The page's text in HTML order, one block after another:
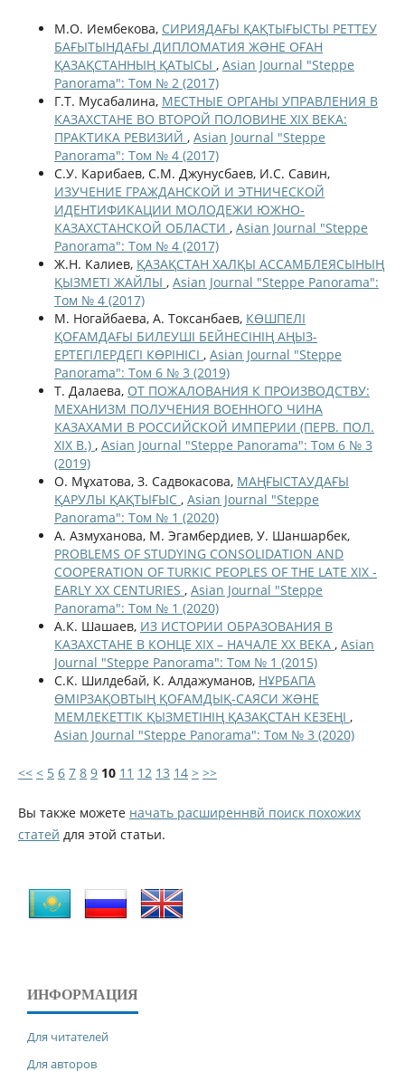
М.О. Иембекова, СИРИЯДАҒЫ ҚАҚТЫҒЫСТЫ РЕТТЕУ
БАҒЫТЫНДАҒЫ ДИПЛОМАТИЯ ЖƏНЕ ОҒАН
ҚАЗАҚСТАННЫҢ ҚАТЫСЫ , Asian Journal "Steppe
Panorama": Том № 2 (2017)
Г.Т. Мусабалина, МЕСТНЫЕ ОРГАНЫ УПРАВЛЕНИЯ В
КАЗАХСТАНЕ ВО ВТОРОЙ ПОЛОВИНЕ XIX ВЕКА:
ПРАКТИКА РЕВИЗИЙ , Asian Journal "Steppe
Panorama": Том № 4 (2017)
С.У. Карибаев, С.М. Джунусбаев, И.С. Савин,
ИЗУЧЕНИЕ ГРАЖДАНСКОЙ И ЭТНИЧЕСКОЙ
ИДЕНТИФИКАЦИИ МОЛОДЕЖИ ЮЖНО-
КАЗАХСТАНСКОЙ ОБЛАСТИ , Asian Journal "Steppe
Panorama": Том № 4 (2017)
Ж.Н. Калиев, ҚАЗАҚСТАН ХАЛҚЫ АССАМБЛЕЯСЫНЫҢ
ҚЫЗМЕТІ ЖАЙЛЫ , Asian Journal "Steppe Panorama":
Том № 4 (2017)
М. Ногайбаева, А. Токсанбаев, КӨШПЕЛІ
ҚОҒАМДАҒЫ БИЛЕУШІ БЕЙНЕСІНІҢ АҢЫЗ-
ЕРТЕГІЛЕРДЕГІ КӨРІНІСІ , Asian Journal "Steppe
Panorama": Том 6 № 3 (2019)
Т. Далаева, ОТ ПОЖАЛОВАНИЯ К ПРОИЗВОДСТВУ:
МЕХАНИЗМ ПОЛУЧЕНИЯ ВОЕННОГО ЧИНА
КАЗАХАМИ В РОССИЙСКОЙ ИМПЕРИИ (ПЕРВ. ПОЛ.
XIX В.) , Asian Journal "Steppe Panorama": Том 6 № 3
(2019)
О. Мұхатова, З. Садвокасова, МАҢҒЫСТАУДАҒЫ
ҚАРУЛЫ ҚАҚТЫҒЫС , Asian Journal "Steppe
Panorama": Том № 1 (2020)
А. Азмуханова, М. Эгамбердиев, У. Шаншарбек,
PROBLEMS OF STUDYING CONSOLIDATION AND
COOPERATION OF TURKIC PEOPLES OF THE LATE XIX -
EARLY XX CENTURIES , Asian Journal "Steppe
Panorama": Том № 1 (2020)
А.К. Шашаев, ИЗ ИСТОРИИ ОБРАЗОВАНИЯ В
КАЗАХСТАНЕ В КОНЦЕ ХIХ – НАЧАЛЕ ХХ ВЕКА , Asian
Journal "Steppe Panorama": Том № 1 (2015)
С.К. Шилдебай, К. Алдажуманов, НҰРБАПА
ӨМІРЗАҚОВТЫҢ ҚОҒАМДЫҚ-САЯСИ ЖƏНЕ
МЕМЛЕКЕТТІК ҚЫЗМЕТІНІҢ ҚАЗАҚСТАН КЕЗЕҢІ ,
Asian Journal "Steppe Panorama": Том № 3 (2020)
<< < 5 6 7 8 9 10 11 12 13 14 > >>
Вы также можете начать расширеннвй поиск похожих
статей для этой статьи.
ИНФОРМАЦИЯ
Для читателей
Для авторов